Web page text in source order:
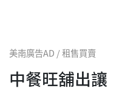
美南廣告AD / 租售買賣
中餐旺舖出讓